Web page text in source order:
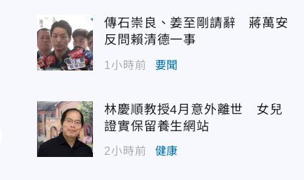
傳石崇良、姜至剛請辭 蔣萬安
反問賴清德一事
1小時前 要聞
林慶順教授4月意外離世 女兒
證實保留養生網站
2小時前 健康